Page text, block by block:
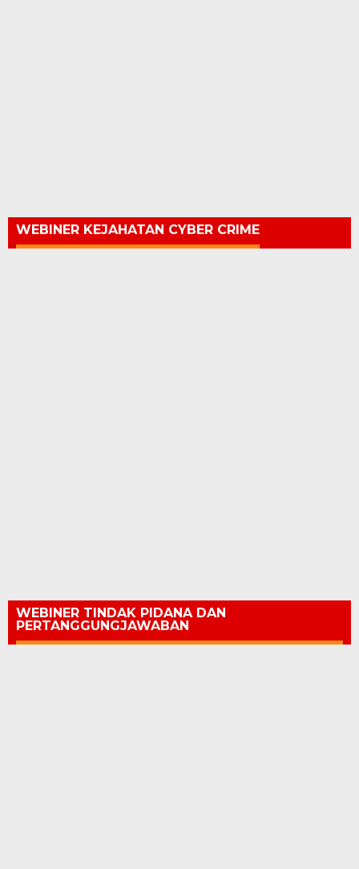
WEBINER KEJAHATAN CYBER CRIME
WEBINER TINDAK PIDANA DAN
PERTANGGUNGJAWABAN